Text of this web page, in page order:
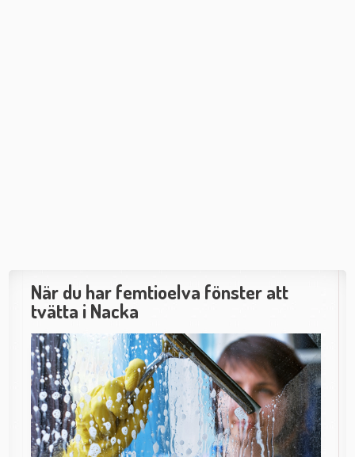
När du har femtioelva fönster att
tvätta i Nacka